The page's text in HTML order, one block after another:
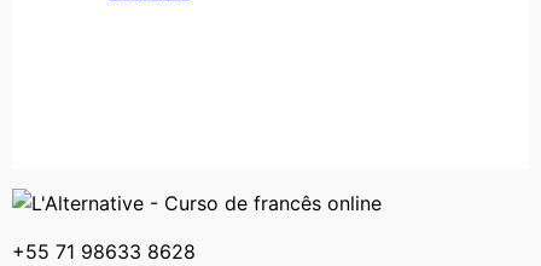
+55 71 98633 8628